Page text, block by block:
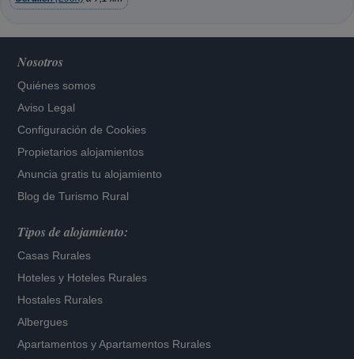
Nosotros
Quiénes somos
Aviso Legal
Configuración de Cookies
Propietarios alojamientos
Anuncia gratis tu alojamiento
Blog de Turismo Rural
Tipos de alojamiento:
Casas Rurales
Hoteles y Hoteles Rurales
Hostales Rurales
Albergues
Apartamentos yApartamentos Rurales